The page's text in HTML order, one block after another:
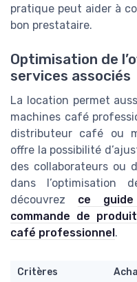
pratique peut aider à
bon prestataire.
Optimisation de
services associés
La location permet
machines café
distributeur café ou
offre la possibilité
des collaborateurs ou
dans l’optimisation
découvrez ce
commande de
café professionnel.
Critères